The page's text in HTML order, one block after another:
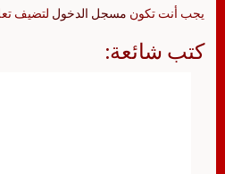
يجب أنت تكون مسجل الدخول لتضيف
كتب شائعة: